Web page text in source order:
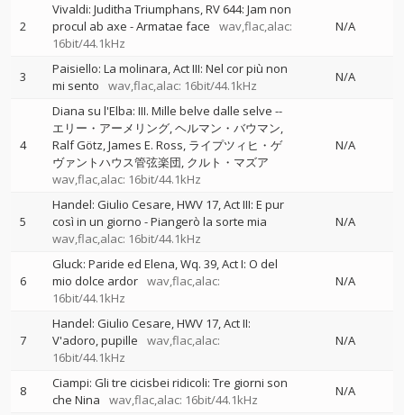
2
Vivaldi: Juditha Triumphans, RV 644: Jam non
procul ab axe - Armatae face
wav,flac,alac:
16bit/44.1kHz
N/A
3
Paisiello: La molinara, Act III: Nel cor più non
mi sento
wav,flac,alac: 16bit/44.1kHz
N/A
4
Diana su l'Elba: III. Mille belve dalle selve --
エリー・アーメリング ヘルマン・バウマン
Ralf Götz James E. Ross ライプツィヒ・ゲ
ヴァントハウス管弦楽団 クルト・マズア
wav,flac,alac: 16bit/44.1kHz
N/A
5
Handel: Giulio Cesare, HWV 17, Act III: E pur
così in un giorno - Piangerò la sorte mia
wav,flac,alac: 16bit/44.1kHz
N/A
6
Gluck: Paride ed Elena, Wq. 39, Act I: O del
mio dolce ardor wav,flac,alac:
16bit/44.1kHz
N/A
7
Handel: Giulio Cesare, HWV 17, Act II:
V'adoro, pupille
wav,flac,alac:
16bit/44.1kHz
N/A
8
Ciampi: Gli tre cicisbei ridicoli: Tre giorni son
che Nina
wav,flac,alac: 16bit/44.1kHz
N/A